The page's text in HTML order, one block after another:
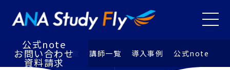
特徴 研修⼀覧 講師⼀覧 導⼊事例 公式note
講師⼀覧
導⼊事例
公式note
お問い合わせ
資料請求